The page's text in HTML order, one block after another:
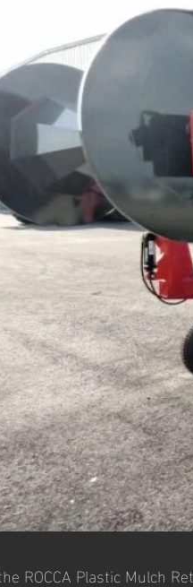
ROCCA Plastic Mulch